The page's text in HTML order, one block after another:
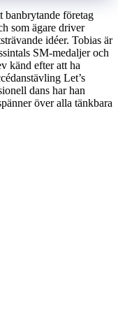
företag
som ägare driver
idéer. Tobias är
SM-medaljer och
känd efter att ha
Let’s
dans har han
över alla tänkbara